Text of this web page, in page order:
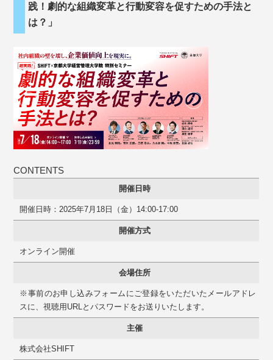
践！劇的な組織変革と行動変容を促すための手法と
は？」
CONTENTS
開催日時
開催日時：2025年7月18日（金）14:00-17:00
開催方式
オンライン開催
会場住所
※事前のお申し込みフォームにご登録をいただいたメールアドレ
スに、視聴用URLとパスワードをお送りいたします。
主催
株式会社SHIFT